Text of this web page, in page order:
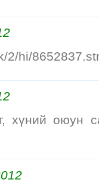
2/hi/
хүний оюун